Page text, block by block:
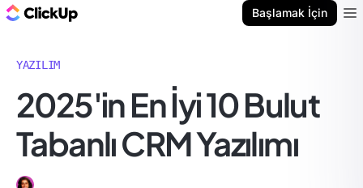
Başlamak İçin
YAZILIM
2025'in En İyi 10 Bulut
Tabanlı CRM Yazılımı